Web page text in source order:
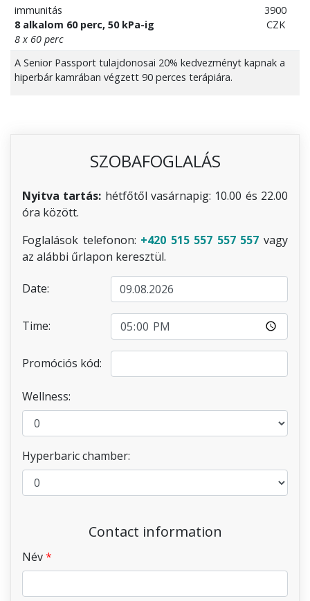
immunitás
8 alkalom 60 perc, 50 kPa-ig
8 x 60 perc
3900
CZK
A Senior Passport tulajdonosai 20% kedvezményt kapnak a
hiperbár kamrában végzett 90 perces terápiára.
SZOBAFOGLALÁS
Nyitva tartás: hétfőtől vasárnapig: 10.00 és 22.00
óra között.
Foglalások telefonon: +420 515 557 557 557 vagy
az alábbi űrlapon keresztül.
Date:
Time:
Promóciós kód:
Wellness:
Hyperbaric chamber:
Contact information
Név